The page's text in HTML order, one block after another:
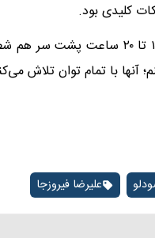
او گفت: من می‌توانم ۱۰ تا
آنها با تمام توان تلاش
علیرضا فیروزجا